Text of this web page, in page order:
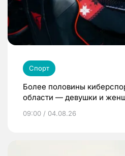
Спорт
Более половины
области — девушки и
09:00 / 04.08.26